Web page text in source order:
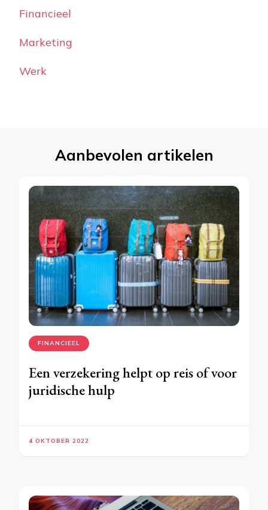
Financieel
Marketing
Werk
Aanbevolen artikelen
FINANCIEEL
Een verzekering helpt op reis of voor
juridische hulp
4 OKTOBER 2022